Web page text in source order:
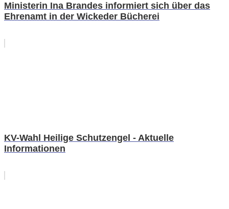
Ministerin Ina Brandes informiert sich über das
Ehrenamt in der Wickeder Bücherei
KV-Wahl Heilige Schutzengel - Aktuelle
Informationen